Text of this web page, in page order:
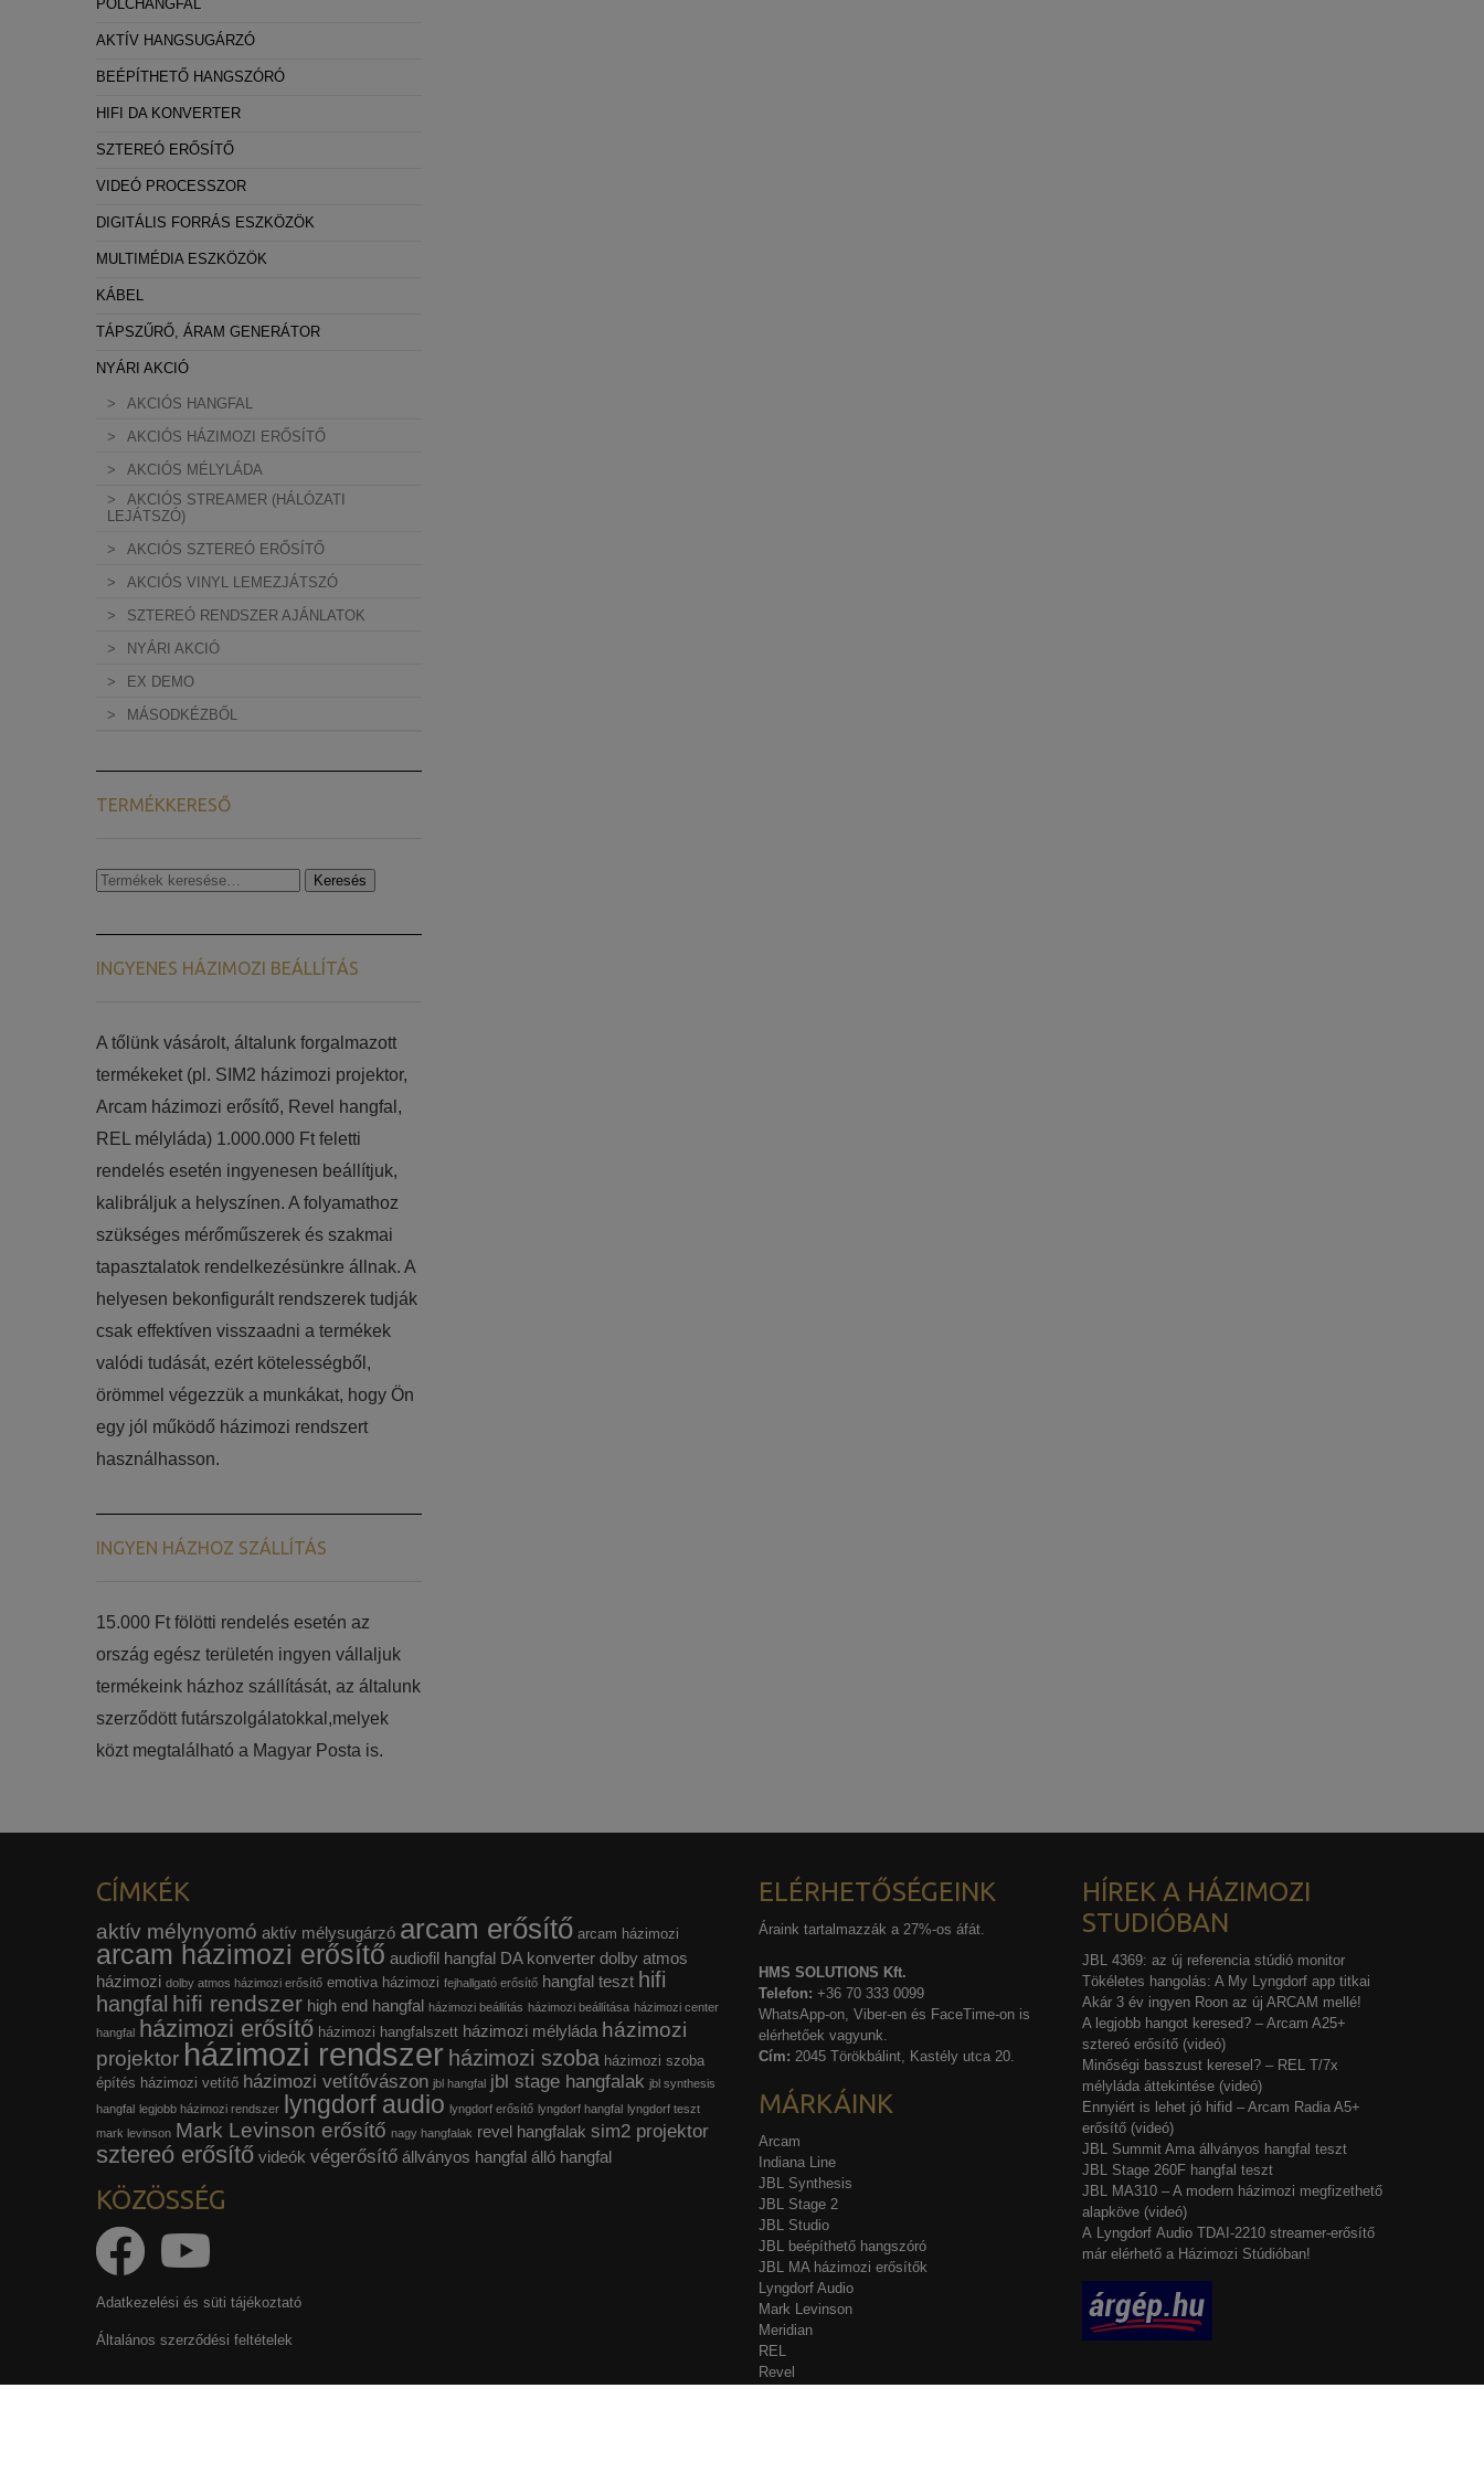
POLCHANGFAL
AKTÍV HANGSUGÁRZÓ
BEÉPÍTHETŐ HANGSZÓRÓ
HIFI DA KONVERTER
SZTEREÓ ERŐSÍTŐ
VIDEÓ PROCESSZOR
DIGITÁLIS FORRÁS ESZKÖZÖK
MULTIMÉDIA ESZKÖZÖK
KÁBEL
TÁPSZŰRŐ, ÁRAM GENERÁTOR
NYÁRI AKCIÓ
AKCIÓS HANGFAL
AKCIÓS HÁZIMOZI ERŐSÍTŐ
AKCIÓS MÉLYLÁDA
AKCIÓS STREAMER (HÁLÓZATI
LEJÁTSZÓ)
AKCIÓS SZTEREÓ ERŐSÍTŐ
AKCIÓS VINYL LEMEZJÁTSZÓ
SZTEREÓ RENDSZER AJÁNLATOK
NYÁRI AKCIÓ
EX DEMO
MÁSODKÉZBŐL
TERMÉKKERESŐ
Keresés
Keresés
INGYENES HÁZIMOZI BEÁLLÍTÁS
​​A tőlünk vásárolt, általunk forgalmazott
termékeket (pl. SIM2 házimozi projektor,
Arcam házimozi erősítő, Revel hangfal,
REL mélyláda) 1.000.000 Ft feletti
rendelés esetén ingyenesen beállítjuk,
kalibráljuk a helyszínen. A folyamathoz
szükséges mérőműszerek és szakmai
tapasztalatok rendelkezésünkre állnak. A
helyesen bekonfigurált rendszerek tudják
csak effektíven visszaadni a termékek
valódi tudását, ezért kötelességből,
örömmel végezzük a munkákat, hogy Ön
egy jól működő házimozi rendszert
használhasson.
INGYEN HÁZHOZ SZÁLLÍTÁS
15.000 Ft fölötti rendelés esetén az
ország egész területén ingyen vállaljuk
termékeink házhoz szállítását, az általunk
szerződött futárszolgálatokkal,melyek
közt megtalálható a Magyar Posta is.
CÍMKÉK
aktív mélynyomó aktív mélysugárzó arcam erősítő arcam házimozi
arcam házimozi erősítő audiofil hangfal DA konverter dolby atmos
házimozi dolby atmos házimozi erősítő emotiva házimozi fejhallgató erősítő hangfal teszt hifi
hangfal hifi rendszer high end hangfal házimozi beállítás házimozi beállítása házimozi center
hangfal házimozi erősítő házimozi hangfalszett házimozi mélyláda házimozi
projektor házimozi rendszer házimozi szoba házimozi szoba
építés házimozi vetítő házimozi vetítővászon jbl hangfal jbl stage hangfalak jbl synthesis
hangfal legjobb házimozi rendszer lyngdorf audio lyngdorf erősítő lyngdorf hangfal lyngdorf teszt
mark levinson Mark Levinson erősítő nagy hangfalak revel hangfalak sim2 projektor
sztereó erősítő videók végerősítő állványos hangfal álló hangfal
KÖZÖSSÉG
Adatkezelési és süti tájékoztató
Általános szerződési feltételek
ELÉRHETŐSÉGEINK
Áraink tartalmazzák a 27%-os áfát.
HMS SOLUTIONS Kft.
Telefon: +36 70 333 0099
WhatsApp-on, Viber-en és FaceTime-on is
elérhetőek vagyunk.
Cím: 2045 Törökbálint, Kastély utca 20.
MÁRKÁINK
Arcam
Indiana Line
JBL Synthesis
JBL Stage 2
JBL Studio
JBL beépíthető hangszóró
JBL MA házimozi erősítők
Lyngdorf Audio
Mark Levinson
Meridian
REL
Revel
HÍREK A HÁZIMOZI
STUDIÓBAN
JBL 4369: az új referencia stúdió monitor
Tökéletes hangolás: A My Lyngdorf app titkai
Akár 3 év ingyen Roon az új ARCAM mellé!
A legjobb hangot keresed? – Arcam A25+
sztereó erősítő (videó)
Minőségi basszust keresel? – REL T/7x
mélyláda áttekintése (videó)
Ennyiért is lehet jó hifid – Arcam Radia A5+
erősítő (videó)
JBL Summit Ama állványos hangfal teszt
JBL Stage 260F hangfal teszt
JBL MA310 – A modern házimozi megfizethető
alapköve (videó)
A Lyngdorf Audio TDAI-2210 streamer-erősítő
már elérhető a Házimozi Stúdióban!